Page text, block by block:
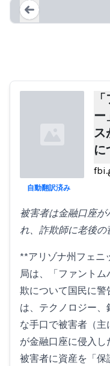
ー
ス
に
自動翻訳済み
被害者は金融口座
れ、詐欺師に老後の
**アリゾナ州フェニ
局は、「ファント
欺について国民に警
は、テクノロジー
な手口で被害者（
が金融口座に侵入し
被害者に資産を「保